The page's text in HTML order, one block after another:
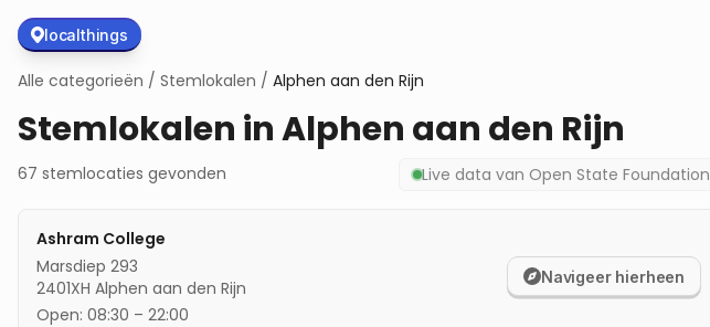
localthings
Alle categorieën / Stemlokalen / Alphen aan den Rijn
Stemlokalen inAlphen aan den Rijn
67 stemlocaties gevonden Live data van Open State Foundation
Ashram College
Marsdiep 293
2401XH Alphen aan den Rijn
Open: 08:30 – 22:00
Navigeer hierheen